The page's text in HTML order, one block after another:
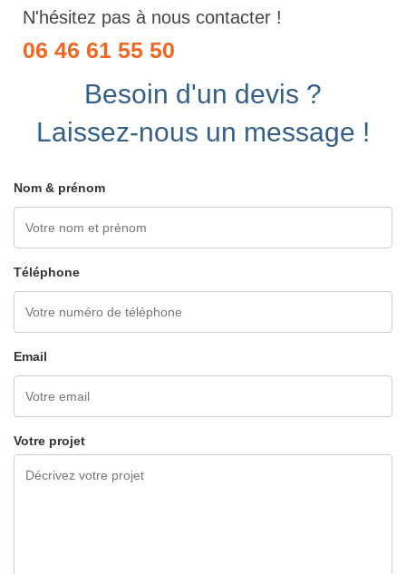
N'hésitez pas à nous contacter !
06 46 61 55 50
Besoin d'un devis ?
Laissez-nous un message !
Nom & prénom
Téléphone
Email
Votre projet